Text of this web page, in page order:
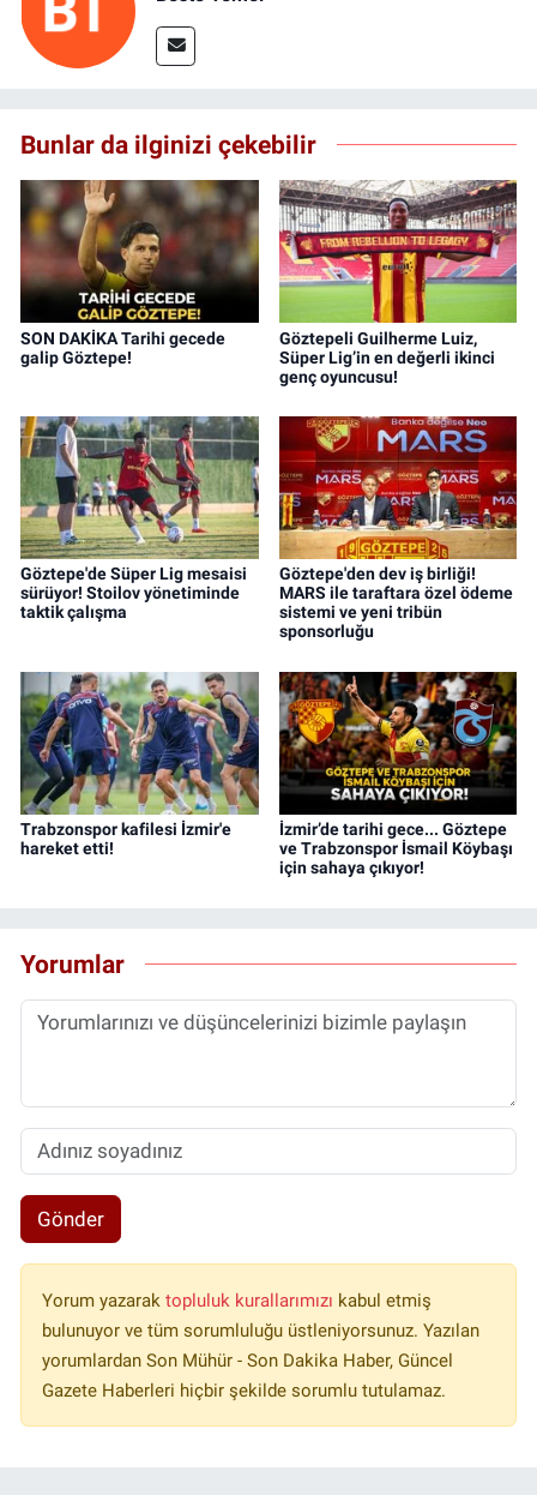
Bunlar da ilginizi çekebilir
SON DAKİKA Tarihi gecede
galip Göztepe!
Göztepeli Guilherme Luiz,
Süper Lig’in en değerli ikinci
genç oyuncusu!
Göztepe'de Süper Lig mesaisi
sürüyor! Stoilov yönetiminde
taktik çalışma
Göztepe'den dev iş birliği!
MARS ile taraftara özel ödeme
sistemi ve yeni tribün
sponsorluğu
Trabzonspor kafilesi İzmir'e
hareket etti!
İzmir’de tarihi gece... Göztepe
ve Trabzonspor İsmail Köybaşı
için sahaya çıkıyor!
Yorumlar
Gönder
Yorum yazarak topluluk kurallarımızı kabul etmiş
bulunuyor ve tüm sorumluluğu üstleniyorsunuz. Yazılan
yorumlardan Son Mühür - Son Dakika Haber, Güncel
Gazete Haberleri hiçbir şekilde sorumlu tutulamaz.